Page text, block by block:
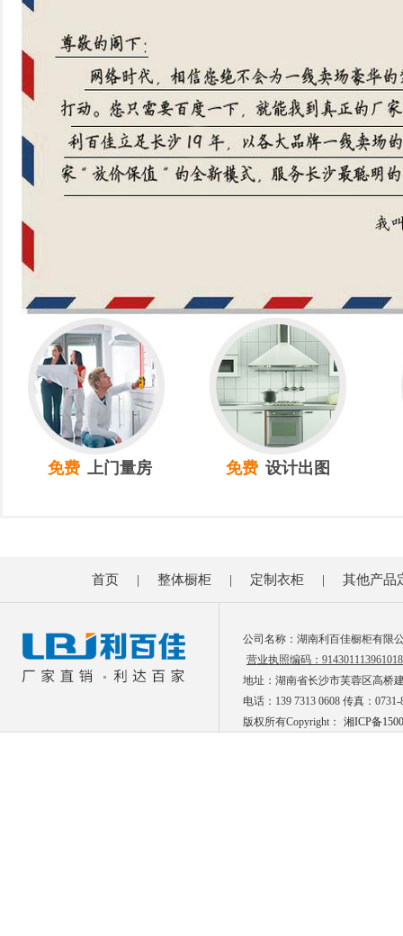
免费 上门量房 免费 设计出图
首页 | 整体橱柜 | 定制衣柜 | 其他产品
公司名称：湖南利百佳橱柜有限
营业执照编码：
地址：湖南省长沙市芙蓉区高桥
电话：139 7313 0608 传真：0731-
版权所有Copyright：
湘ICP备